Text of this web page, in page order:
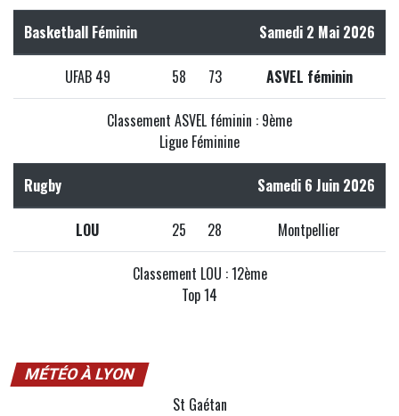
Basketball Féminin Samedi 2 Mai 2026
UFAB 49 58 73 ASVEL féminin
Classement ASVEL féminin : 9ème
Ligue Féminine
Rugby Samedi 6 Juin 2026
LOU 25 28 Montpellier
Classement LOU : 12ème
Top 14
MÉTÉO À LYON
St Gaétan